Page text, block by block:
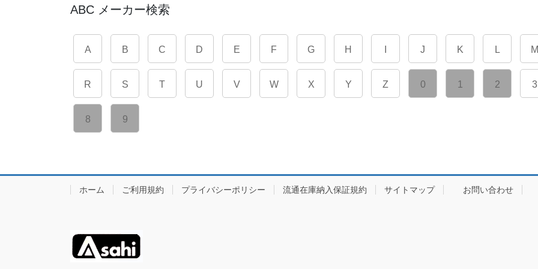
ABC メーカー検索
A B C D E F G H J K L M
R S T U V W X Y Z 0 1 2 3
8 9
ホーム ご利用規約 プライバシーポリシー 流通在庫納入保証規約 サイトマップ お問い合わせ